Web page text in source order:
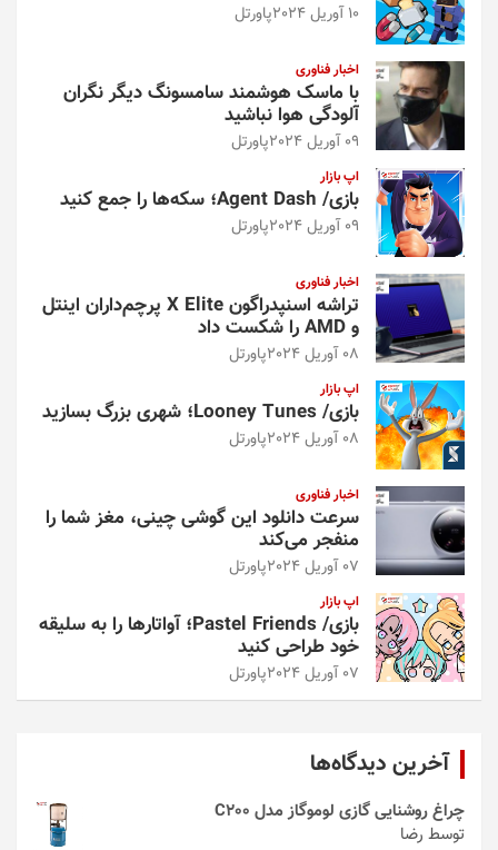
10 آوریل 2024 پاورتل
اخبار فناوری
با ماسک هوشمند سامسونگ دیگر نگران
آلودگی هوا نباشید
09 آوریل 2024 پاورتل
اپ بازار
بازی/ Agent Dash؛ سکه‌ها را جمع کنید
09 آوریل 2024 پاورتل
اخبار فناوری
تراشه اسنپدراگون X Elite پرچم‌داران اینتل
و AMD را شکست داد
08 آوریل 2024 پاورتل
اپ بازار
بازی/ Looney Tunes؛ شهری بزرگ بسازید
08 آوریل 2024 پاورتل
اخبار فناوری
سرعت دانلود این گوشی چینی، مغز شما را
منفجر می‌کند
07 آوریل 2024 پاورتل
اپ بازار
بازی/ Pastel Friends؛ آواتارها را به سلیقه
خود طراحی کنید
07 آوریل 2024 پاورتل
آخرین دیدگاه‌ها
چراغ روشنایی گازی لوموگاز مدل C200
توسط رضا